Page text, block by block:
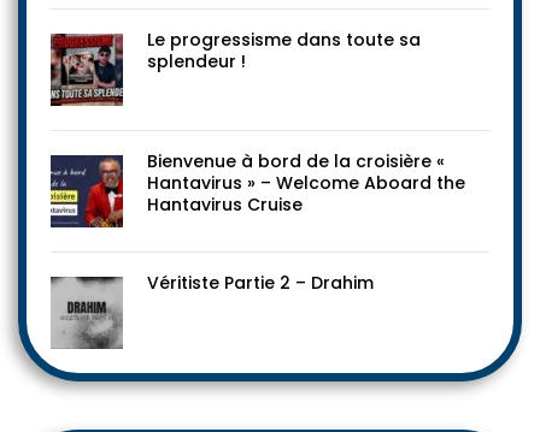
Le progressisme dans toute sa
splendeur !
Bienvenue à bord de la croisière «
Hantavirus » – Welcome Aboard the
Hantavirus Cruise
Véritiste Partie 2 – Drahim